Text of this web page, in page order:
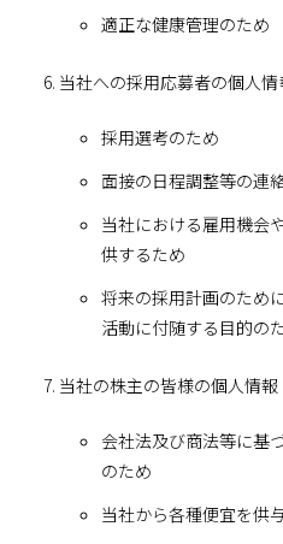
適正な健康管理のため
当社への採用応募者の個人情
採用選考のため
面接の日程調整等の連
当社における雇用機会
供するため
将来の採用計画のため
活動に付随する目的の
当社の株主の皆様の個人情報
会社法及び商法等に基
のため
当社から各種便宜を供